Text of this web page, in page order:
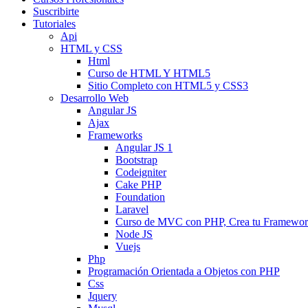
Suscribirte
Tutoriales
Api
HTML y CSS
Html
Curso de HTML Y HTML5
Sitio Completo con HTML5 y CSS3
Desarrollo Web
Angular JS
Ajax
Frameworks
Angular JS 1
Bootstrap
Codeigniter
Cake PHP
Foundation
Laravel
Curso de MVC con PHP, Crea tu
Node JS
Vuejs
Php
Programación Orientada a Objetos con PHP
Css
Jquery